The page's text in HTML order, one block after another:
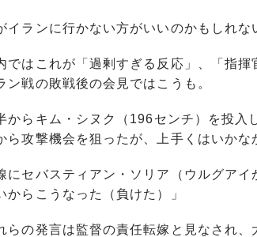
イランに行かない方がいいのかもしれな
はこれが「過剰すぎる反応」、「指揮
ン戦の敗戦後の会見ではこうも。
からキム・シヌク（196センチ）を投
ら攻撃機会を狙ったが、上手くはいかな
にセバスティアン・ソリア（ウルグア
からこうなった（負けた）」
の発言は監督の責任転嫁と見なされ、